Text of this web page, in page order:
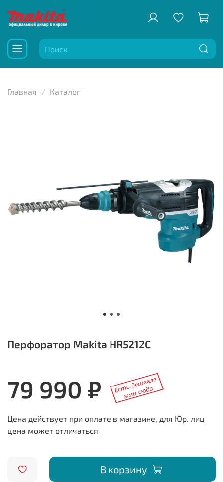
Главная Каталог
Перфоратор Makita HR5212C
79 990 ₽
В корзину